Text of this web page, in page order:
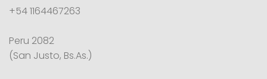
+54 1164467263
Peru 2082
(San Justo, Bs.As.)